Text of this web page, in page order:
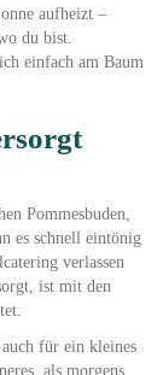
aufheizt –
du bist.
einfach am Baum
Pommesbuden,
es schnell eintönig
verlassen
ist mit den
für ein kleines
als morgens